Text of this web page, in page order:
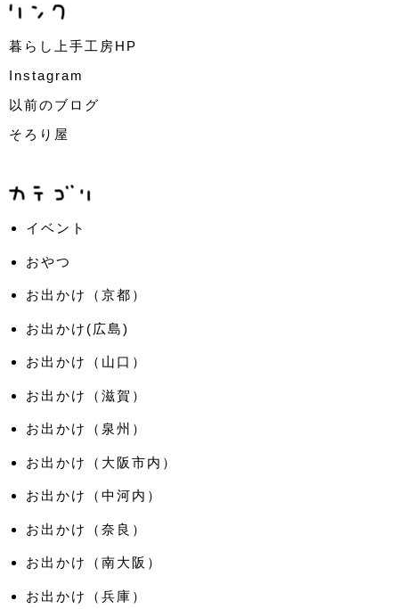
暮らし上手工房HP
Instagram
以前のブログ
そろり屋
イベント
おやつ
お出かけ（京都）
お出かけ(広島)
お出かけ（山口）
お出かけ（滋賀）
お出かけ（泉州）
お出かけ（大阪市内）
お出かけ（中河内）
お出かけ（奈良）
お出かけ（南大阪）
お出かけ（兵庫）